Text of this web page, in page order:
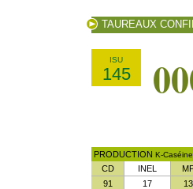
TAUREAUX
ISU
145
PRODUCTION K-
CD INEL
91
17 13